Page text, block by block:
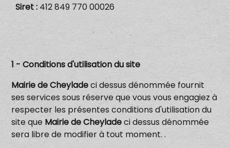
Siret:412 849 770 00026
1 - Conditions d'utilisation du site
Mairie de Cheyladeci dessus dénommée fournit
ses services sous réserve que vous vous engagiez à
respecter les présentes conditions d'utilisation du
site que Mairie de Cheyladeci dessus dénommée
sera libre de modifier à tout moment. .